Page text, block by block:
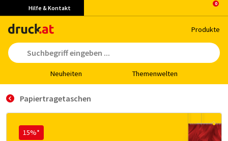
Hilfe & Kontakt
Pro­duk­te
Neu­hei­ten The­men­wel­ten
Papiertragetaschen
15%*